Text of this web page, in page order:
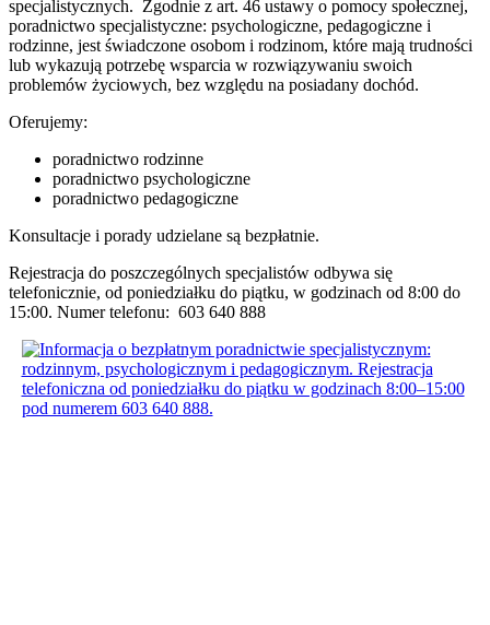
specjalistycznych. Zgodnie z art. 46 ustawy o pomocy społecznej,
poradnictwo specjalistyczne: psychologiczne, pedagogiczne i
rodzinne, jest świadczone osobom i rodzinom, które mają trudności
lub wykazują potrzebę wsparcia w rozwiązywaniu swoich
problemów życiowych, bez względu na posiadany dochód.
Oferujemy:
poradnictwo rodzinne
poradnictwo psychologiczne
poradnictwo pedagogiczne
Konsultacje i porady udzielane są bezpłatnie.
Rejestracja do poszczególnych specjalistów odbywa się
telefonicznie, od poniedziałku do piątku, w godzinach od 8:00 do
15:00. Numer telefonu: 603 640 888